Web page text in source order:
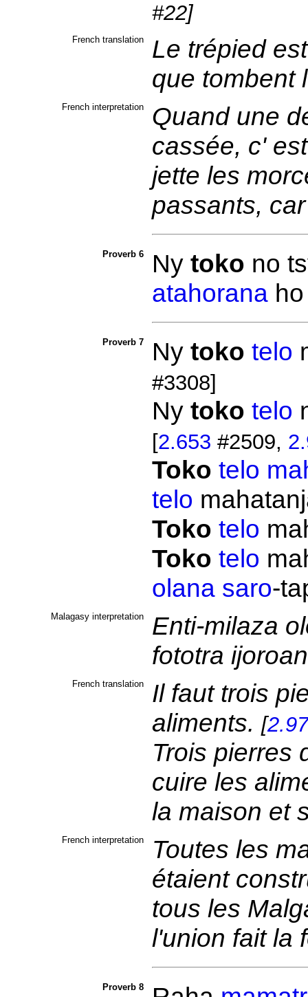
#22]
French translation
Le trépied
que tombent
French interpretation
Quand une
cassée, c'
jette les
passants,
Proverb 6 Ny toko no
atahorana
Proverb 7 Ny toko telo
#3308]
Ny toko telo
[2.653 #2509,
Toko telo
telo
Toko telo
Toko telo
olana saro-
Malagasy interpretation
Enti-milaza
fototra
French translation
Il faut trois
aliments. [
Trois pierres
cuire les
la maison et
French interpretation
Toutes les
étaient
tous les
l'union fait la
Proverb 8